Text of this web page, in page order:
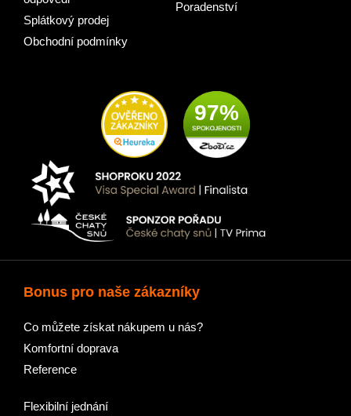
Splátkový prodej
Obchodní podmínky
Poradenství
97%
Bonus pro naše zákazníky
Co můžete získat nákupem u nás?
Komfortní doprava
Reference
Flexibilní jednání